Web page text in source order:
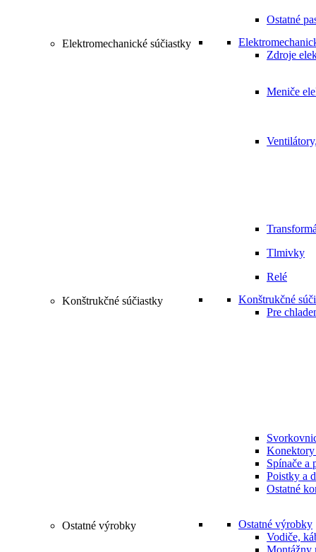
Ostatné
Elektromechanické súčiastky
Zdroje
Meniče
Tlmivky
Relé
Konštrukčné súčiastky
Konštrukčné
Pre
Spínače a
Poistky a
Ostatné
Ostatné výrobky
Ostatné výrobky
Vodiče,
Montážny